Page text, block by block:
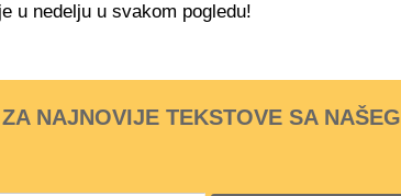
u nedelju u svakom pogledu!
NAJNOVIJE TEKSTOVE SA NAŠEG